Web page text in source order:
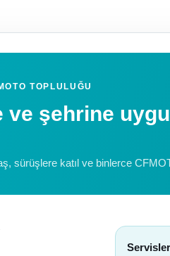
TOPLULUĞU
ve şehrine
sürüşlere katıl ve binlerce